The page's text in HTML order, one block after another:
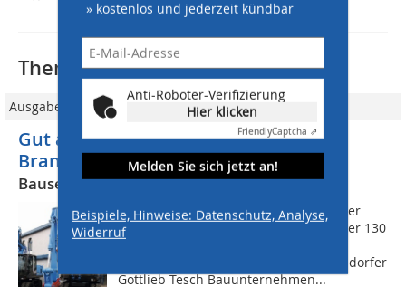
» kostenlos und jederzeit kündbar
Anti-Roboter-Verifizierung
Hier klicken
FriendlyCaptcha ⇗
Melden Sie sich jetzt an!
Beispiele, Hinweise: Datenschutz, Analyse,
Widerruf
Thematisch passende Artikel:
Ausgabe 05/2009
Gut aufgestellt in Berlin und
Brandenburg
Bausetra liefert Mobilbaggerpaket
Ein vielseitiger Tiefbau-Spezialist Hinter
dem Namen Gottlieb Tesch stehen über 130
Tradition, die seit 2004 mit der Stahnsdorfer
Gottlieb Tesch Bauunternehmen...